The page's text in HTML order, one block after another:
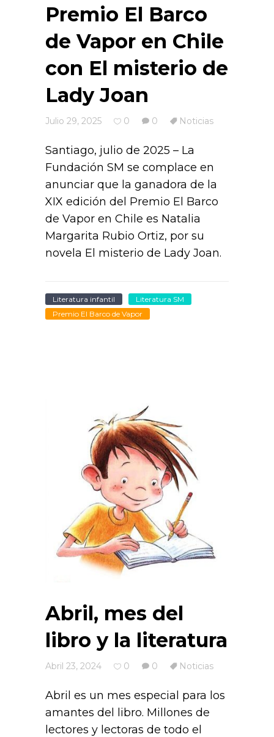
Premio El Barco
de Vapor en Chile
con El misterio de
Lady Joan
Julio 29, 2025 0 0 Noticias
Santiago, julio de 2025 – La
Fundación SM se complace en
anunciar que la ganadora de la
XIX edición del Premio El Barco
de Vapor en Chile es Natalia
Margarita Rubio Ortiz, por su
novela El misterio de Lady Joan.
Literatura infantil
Literatura SM
Premio El Barco de Vapor
Abril, mes del
libro y la literatura
Abril 23, 2024 0 0 Noticias
Abril es un mes especial para los
amantes del libro. Millones de
lectores y lectoras de todo el